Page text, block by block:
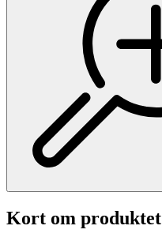
Kort om produktet